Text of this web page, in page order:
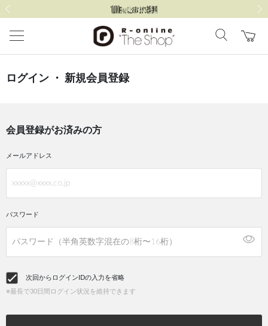
ログイン ・ 新規会員登録
会員登録がお済みの方
メールアドレス
パスワード
次回からログインIDの入力を省略
※最長で30日間ログイン状況を維持できます